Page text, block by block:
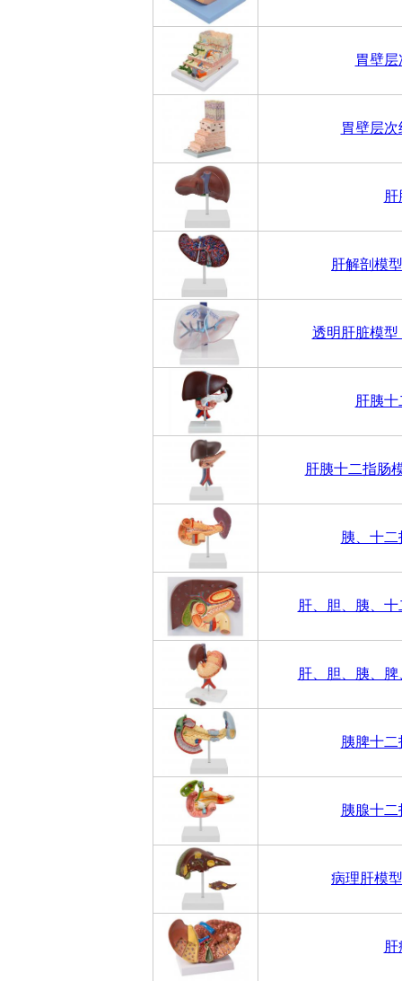
胃壁
胃壁层
肝解剖模
透明肝脏模
肝胰
肝胰十二指肠
胰、十
肝、胆、胰、
肝、胆、胰、
胰脾十
胰腺十
病理肝模